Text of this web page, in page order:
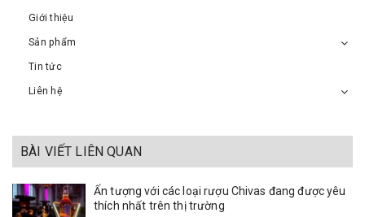
Giới thiệu
Sản phẩm
Tin tức
Liên hệ
BÀI VIẾT LIÊN QUAN
Ấn tượng với các loại rượu Chivas đang được yêu
thích nhất trên thị trường